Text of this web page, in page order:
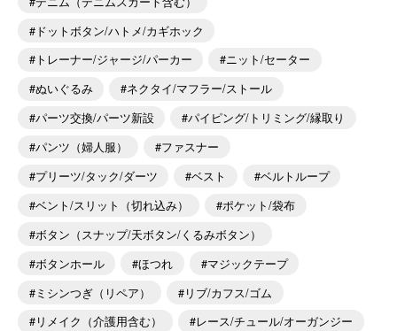
ドットボタン/ハトメ/カギホック
トレーナー/ジャージ/パーカー
ニット/セーター
ぬいぐるみ
ネクタイ/マフラー/ストール
パーツ交換/パーツ新設
パイピング/トリミング/縁取り
パンツ（婦人服）
ファスナー
プリーツ/タック/ダーツ
ベスト
ベルトループ
ベント/スリット（切れ込み）
ポケット/袋布
ボタン（スナップ/天ボタン/くるみボタン）
ボタンホール
ほつれ
マジックテープ
ミシンつぎ（リペア）
リブ/カフス/ゴム
リメイク（介護用含む）
レース/チュール/オーガンジー